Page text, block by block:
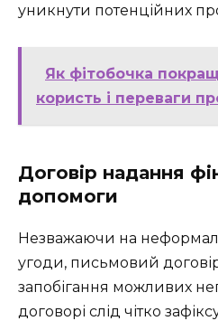
уникнути потенційних
Як фітобочка
користь і переваги
Договір надання
допомоги
Незважаючи на
угоди, письмовий
запобігання можливих
договорі слід чітко